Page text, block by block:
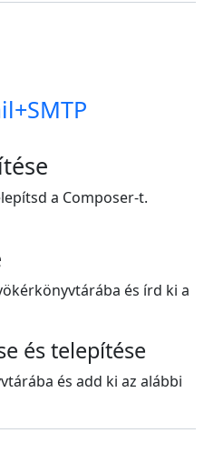
a Composer-t.
és írd ki a
és telepítése
és add ki az alábbi